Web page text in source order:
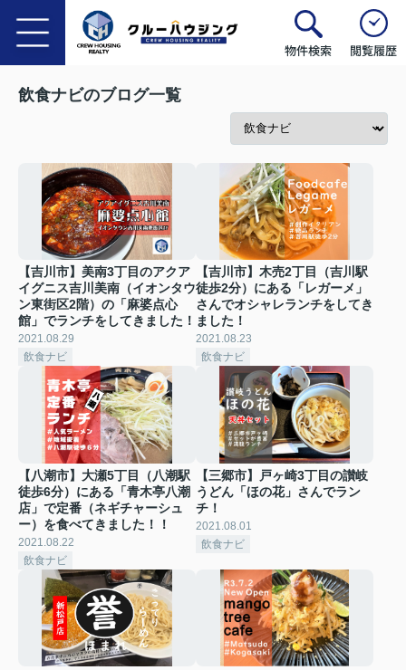
物件検索 閲覧履歴
飲食ナビのブログ一覧
【吉川市】美南3丁目のアクア
イグニス吉川美南（イオンタウ
ン東街区2階）の「麻婆点心
館」でランチをしてきました！
2021.08.29
飲食ナビ
【吉川市】木売2丁目（吉川駅
徒歩2分）にある「レガーメ」
さんでオシャレランチをしてき
ました！
2021.08.23
飲食ナビ
【八潮市】大瀬5丁目（八潮駅
徒歩6分）にある「青木亭八潮
店」で定番（ネギチャーシュ
ー）を食べてきました！！
2021.08.22
飲食ナビ
【三郷市】戸ヶ崎3丁目の讃岐
うどん「ほの花」さんでラン
チ！
2021.08.01
飲食ナビ